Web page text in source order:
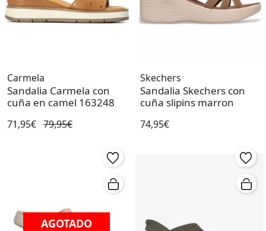
Carmela
Sandalia Carmela con
cuña en camel 163248
71,95€ 79,95€
Skechers
Sandalia Skechers con
cuña slipins marron
74,95€
AGOTADO